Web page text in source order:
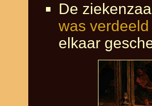
De
was
elkaar